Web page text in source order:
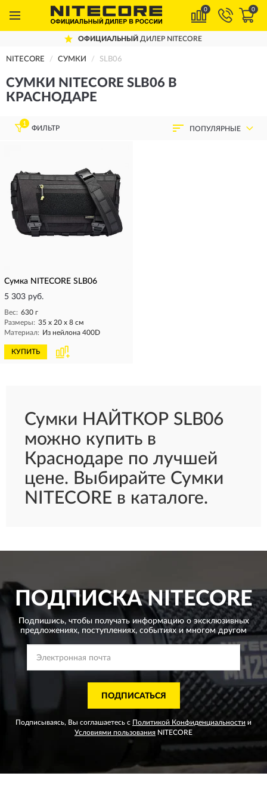
0 0
ОФИЦИАЛЬНЫЙ ДИЛЕР NITECORE
NITECORE СУМКИ SLB06
СУМКИ NITECORE SLB06 В
КРАСНОДАРЕ
1
ФИЛЬТР ПОПУЛЯРНЫЕ
Сумка NITECORE SLB06
5 303 руб.
Вес: 630 г
Размеры: 35 x 20 x 8 см
Материал: Из нейлона 400D
КУПИТЬ
Сумки НАЙТКОР SLB06
можно купить в
Краснодаре по лучшей
цене. Выбирайте Сумки
NITECORE в каталоге.
ПОДПИСКАNITECORE
Подпишись, чтобы получать информацию о эксклюзивных
предложениях, поступлениях, событиях и многом другом
ПОДПИСАТЬСЯ
Подписываясь, Вы соглашаетесь с Политикой Конфиденциальности и
Условиями пользования NITECORE